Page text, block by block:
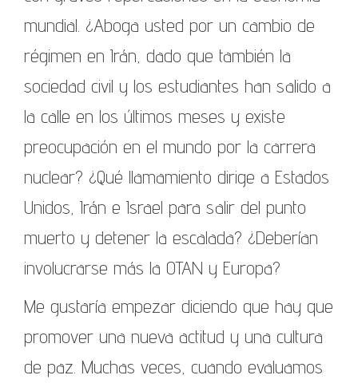
mundial. ¿Aboga usted por un cambio de
régimen en Irán, dado que también la
sociedad civil y los estudiantes han salido a
la calle en los últimos meses y existe
preocupación en el mundo por la carrera
nuclear? ¿Qué llamamiento dirige a Estados
Unidos, Irán e Israel para salir del punto
muerto y detener la escalada? ¿Deberían
involucrarse más la OTAN y Europa?
Me gustaría empezar diciendo que hay que
promover una nueva actitud y una cultura
de paz. Muchas veces, cuando evaluamos